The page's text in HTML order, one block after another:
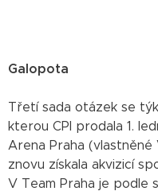
Galopota
Třetí sada otázek se
kterou CPI prodala 1.
Arena Praha
znovu získala akvizicí
V Team Praha je podle